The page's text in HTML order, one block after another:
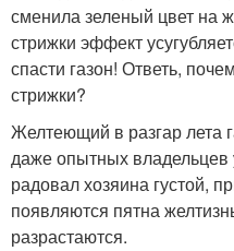
сменила зеленый цвет на
стрижки эффект
спасти газон! Ответь,
стрижки?
Желтеющий в разгар лета
даже опытных владельцев
радовал хозяина густой,
появляются пятна
разрастаются.